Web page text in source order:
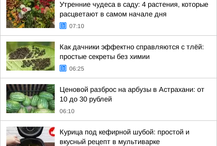
Утренние чудеса в саду: 4 растения, которые
расцветают в самом начале дня
07:10
Как дачники эффектно справляются с тлёй:
простые секреты без химии
06:25
Ценовой разброс на арбузы в Астрахани: от
10 до 30 рублей
06:10
Курица под кефирной шубой: простой и
вкусный рецепт в мультиварке